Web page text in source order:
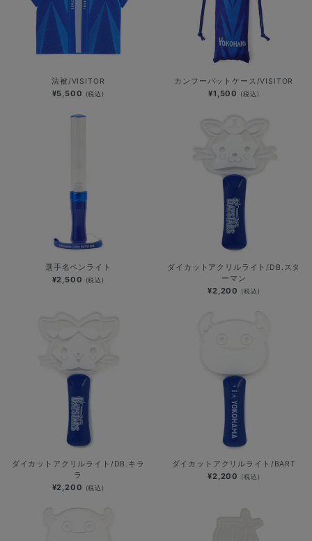
法被/VISITOR
¥5,500 (税込)
カンフーバットケース/VISITOR
¥1,500 (税込)
選手名ペンライト
¥2,500 (税込)
ダイカットアクリルライト/DB.スタ
ーマン
¥2,200 (税込)
ダイカットアクリルライト/DB.キラ
ラ
¥2,200 (税込)
ダイカットアクリルライト/BART
¥2,200 (税込)